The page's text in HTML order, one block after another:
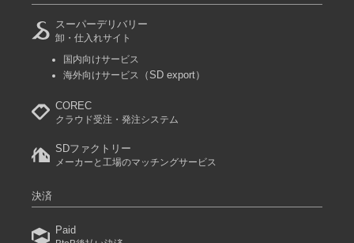
スーパーデリバリー
卸・仕入れサイト
国内向けサービス
海外向けサービス
（SD export）
COREC
クラウド受注・発注システム
SDファクトリー
メーカーと工場のマッチングサービス
決済
Paid